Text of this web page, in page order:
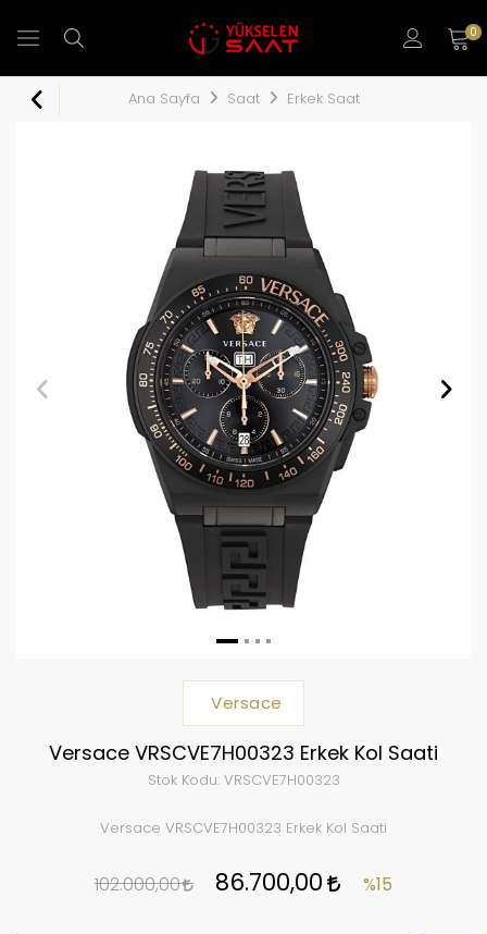
0
Ana Sayfa Saat Erkek Saat
Versace
Versace VRSCVE7H00323 Erkek Kol Saati
Stok Kodu:VRSCVE7H00323
Versace VRSCVE7H00323 Erkek Kol Saati
102.000,00 86.700,00 %15